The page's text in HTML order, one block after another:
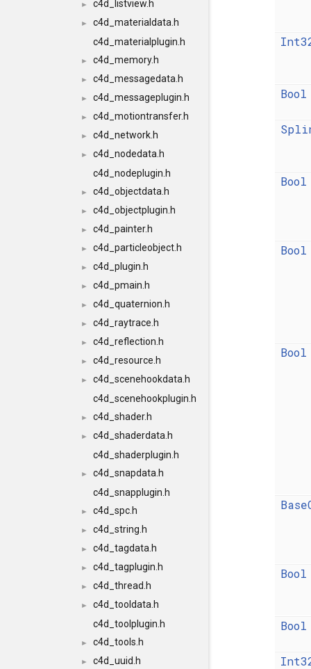
► c4d_listview.h
►
c4d_materialdata.h
c4d_materialplugin.h
► c4d_memory.h
► c4d_messagedata.h
► c4d_messageplugin.h
► c4d_motiontransfer.h
► c4d_network.h
►
c4d_nodedata.h
c4d_nodeplugin.h
► c4d_objectdata.h
► c4d_objectplugin.h
► c4d_painter.h
► c4d_particleobject.h
► c4d_plugin.h
► c4d_pmain.h
► c4d_quaternion.h
► c4d_raytrace.h
► c4d_reflection.h
► c4d_resource.h
►
c4d_scenehookdata.h
c4d_scenehookplugin.h
► c4d_shader.h
►
c4d_shaderdata.h
c4d_shaderplugin.h
►
c4d_snapdata.h
c4d_snapplugin.h
► c4d_spc.h
► c4d_string.h
► c4d_tagdata.h
► c4d_tagplugin.h
► c4d_thread.h
►
c4d_tooldata.h
c4d_toolplugin.h
► c4d_tools.h
► c4d_uuid.h
Bool
Bool
Bool
Bool
Bool
Bool